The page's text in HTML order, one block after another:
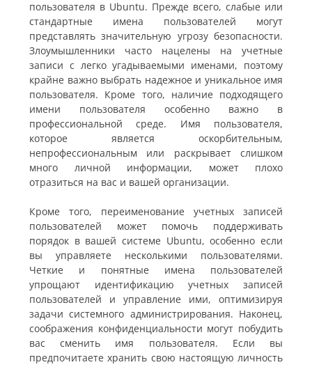
пользователя в Ubuntu. Прежде всего, слабые или
стандартные имена пользователей могут
представлять значительную угрозу безопасности.
Злоумышленники часто нацелены на учетные
записи с легко угадываемыми именами, поэтому
крайне важно выбрать надежное и уникальное имя
пользователя. Кроме того, наличие подходящего
имени пользователя особенно важно в
профессиональной среде. Имя пользователя,
которое является оскорбительным,
непрофессиональным или раскрывает слишком
много личной информации, может плохо
отразиться на вас и вашей организации.
Кроме того, переименование учетных записей
пользователей может помочь поддерживать
порядок в вашей системе Ubuntu, особенно если
вы управляете несколькими пользователями.
Четкие и понятные имена пользователей
упрощают идентификацию учетных записей
пользователей и управление ими, оптимизируя
задачи системного администрирования. Наконец,
соображения конфиденциальности могут побудить
вас сменить имя пользователя. Если вы
предпочитаете хранить свою настоящую личность